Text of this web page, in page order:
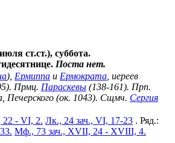
ст.ст.), суббота.
Поста нет.
), Ермиппа и Ермократа , иереев
Прмц. Параскевы (138-161). Прп.
Печерского (ок. 1043). Сщмч. Сергия
22 - VI, 2. Лк., 24 зач., VI, 17-23 . Ряд.:
Мф., 73 зач., XVII, 24 - XVIII, 4.